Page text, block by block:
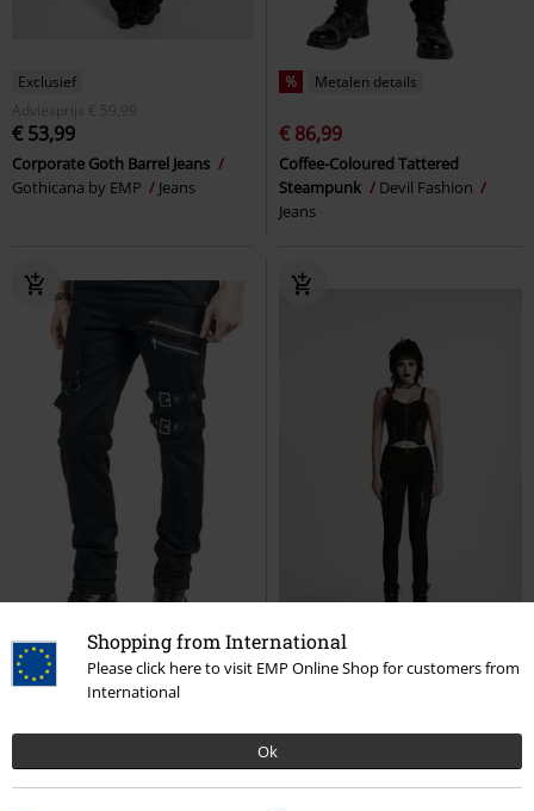
Shopping from International
Please click here to visit EMP Online Shop for customers from
International
Ok
Exclusief
Adviesprijs
€ 59,99
€ 53,99
Corporate Goth Barrel Jeans
Gothicana by EMP
Jeans
% Metalen details
€ 86,99
Coffee-Coloured Tattered
Steampunk
Devil Fashion
Jeans
Grote maten
Ice Breaker Vixxsin Jeans Cyberpunk Punk Rave Jeans